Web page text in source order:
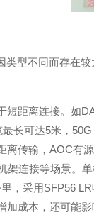
类型不同而存在
短距离连接。如
长可达5米，
离传输，AOC有
架连接等场景。
，采用SFP56
成本，还可能影